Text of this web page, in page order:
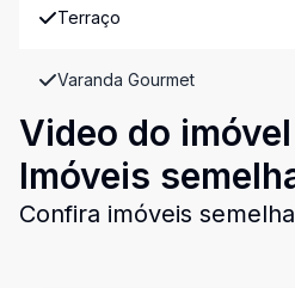
Terraço
Varanda Gourmet
Video do imóvel
Imóveis
Confira imóveis